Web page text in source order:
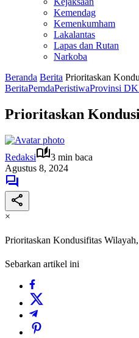
Kemendag
Kemenkumham
Lakalantas
Lapas dan Rutan
Narkoba
Beranda Berita Prioritaskan
BeritaPemdaPeristiwaProvinsi
Prioritaskan
Redaksi
3 min baca
Agustus 8, 2024
×
Prioritaskan Kondusifitas
Sebarkan artikel ini